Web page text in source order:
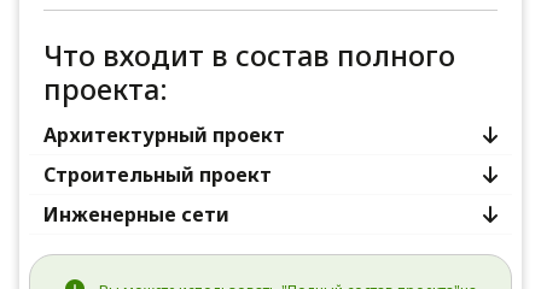
Что входит в состав полного
проекта:
Архитектурный проект
Строительный проект
Инженерные сети